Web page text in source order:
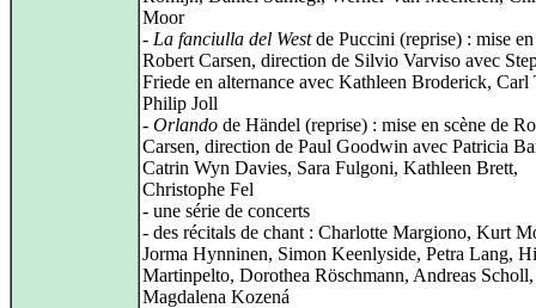
Moor
- La fanciulla del Westde Puccini (reprise) : mise en
Robert Carsen, direction de Silvio Varviso avec
Friede en alternance avec Kathleen Broderick, Carl
Philip Joll
- Orlando de Händel (reprise) : mise en scène de
Carsen, direction de Paul Goodwin avec Patricia
Catrin Wyn Davies, Sara Fulgoni, Kathleen Brett,
Christophe Fel
- une série de concerts
- des récitals de chant : Charlotte Margiono, Kurt
Jorma Hynninen, Simon Keenlyside, Petra Lang,
Martinpelto, Dorothea Röschmann, Andreas Scholl,
Magdalena Kozená